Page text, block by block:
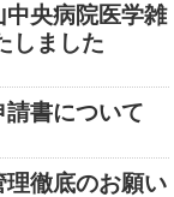
中央病院医学雑
しました
請書について
理徹底のお願い